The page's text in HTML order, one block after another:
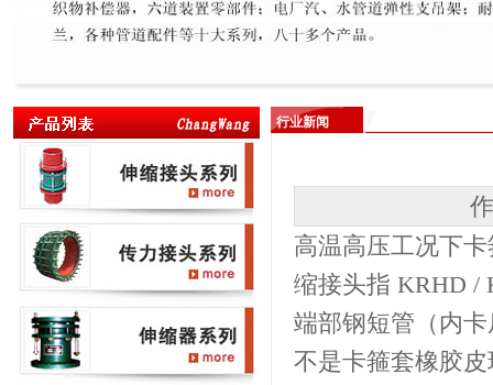
行业新闻
高温高压工况下
缩接头指 KRHD
端部钢短管（内
不是卡箍套橡胶